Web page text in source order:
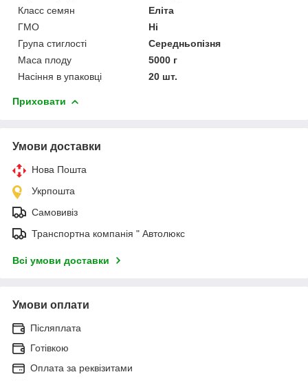
Класс семян
Еліта
ГМО
Ні
Група стиглості
Середньопізня
Маса плоду
5000 г
Насіння в упаковці
20 шт.
Приховати
Умови доставки
Нова Пошта
Укрпошта
Самовивіз
Транспортна компанія " Автолюкс
Всі умови доставки
Умови оплати
Післяплата
Готівкою
Оплата за реквізитами